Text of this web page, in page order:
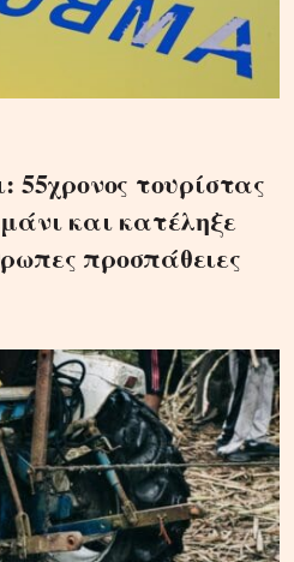
55χρονος τουρίστας
και κατέληξε
προσπάθειες